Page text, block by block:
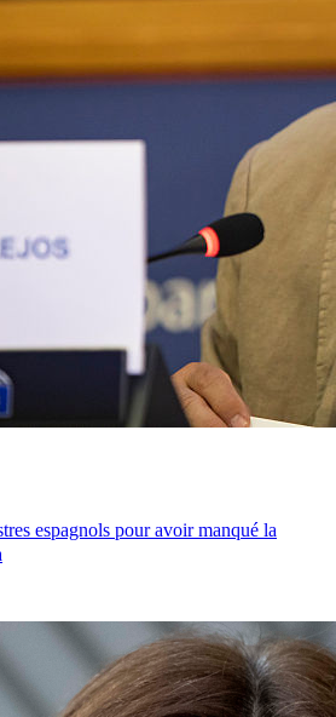
espagnols pour avoir manqué la